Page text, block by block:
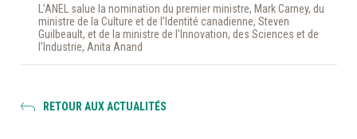
PERFECTIONNEMENT
ET SERVICES AUX MEMBRES
RÉPERTOIRE DES MEMBRES
L’ANEL salue la nomination du premier ministre, Mark Carney, du
ministre de la Culture et de l’Identité canadienne, Steven
Guilbeault, et de la ministre de l’Innovation, des Sciences et de
l’Industrie, Anita Anand
RETOUR AUX ACTUALITÉS